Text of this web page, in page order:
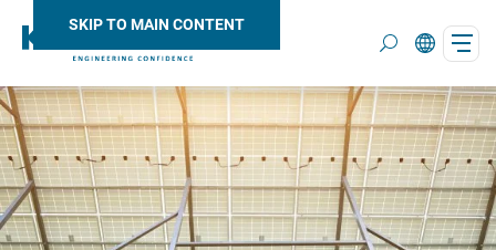
SKIP TO MAIN CONTENT
Search